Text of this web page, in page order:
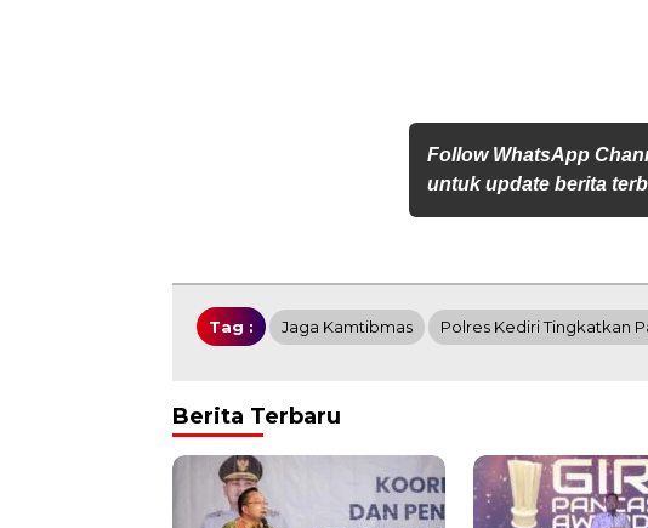
Follow WhatsApp
untuk update berita
Tag : Jaga Kamtibmas Polres Kediri Tingkatkan
Berita Terbaru